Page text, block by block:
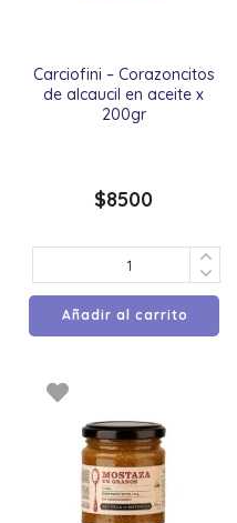
Carciofini – Corazoncitos
de alcaucil en aceite x
200gr
$8500
Añadir al carrito